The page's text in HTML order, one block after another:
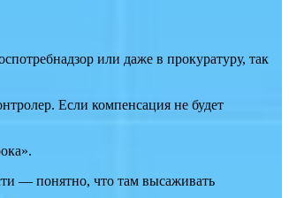
или даже в прокуратуру, так
Если компенсация не будет
— понятно, что там высаживать